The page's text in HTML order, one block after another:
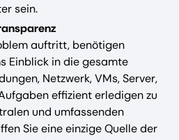
sein.
auftritt, benötigen
Einblick in die gesamte
Netzwerk, VMs, Server,
effizient erledigen zu
und umfassenden
Sie eine einzige Quelle der